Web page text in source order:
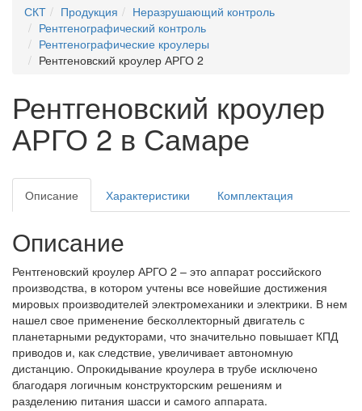
СКТ
Продукция
Неразрушающий контроль
Рентгенографический контроль
Рентгенографические кроулеры
Рентгеновский кроулер АРГО 2
Рентгеновский кроулер
АРГО 2 в Самаре
Описание Характеристики Комплектация
Описание
Рентгеновский кроулер АРГО 2 – это аппарат российского
производства, в котором учтены все новейшие достижения
мировых производителей электромеханики и электрики. В нем
нашел свое применение бесколлекторный двигатель с
планетарными редукторами, что значительно повышает КПД
приводов и, как следствие, увеличивает автономную
дистанцию. Опрокидывание кроулера в трубе исключено
благодаря логичным конструкторским решениям и
разделению питания шасси и самого аппарата.